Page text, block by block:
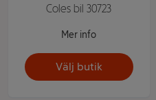
Coles bil 30723
Mer info
Välj butik